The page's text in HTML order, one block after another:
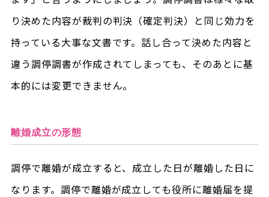
り決めた内容が裁判の判決（確定判決）と同じ効力を
持っている大事な文書です。話し合って決めた内容と
違う調停調書が作成されてしまっても、そのあとに基
本的には変更できません。
離婚成立の形態
調停で離婚が成立すると、成立した日が離婚した日に
なります。調停で離婚が成立しても役所に離婚届を提